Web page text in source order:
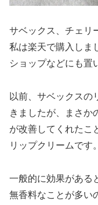
サベックス、チェリ
私は楽天で購入しま
ショップなどにも置
以前、サベックスの
きましたが、まさか
が改善してくれたこ
リップクリームです。
一般的に効果がある
無香料なことが多い